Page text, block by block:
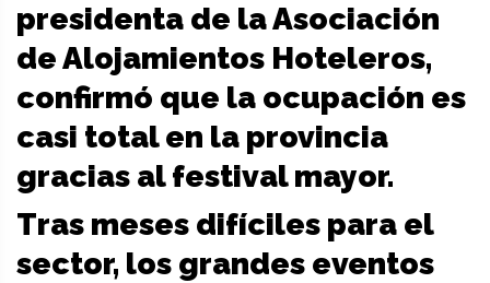
presidenta de la Asociación
de Alojamientos Hoteleros,
confirmó que la ocupación es
casi total en la provincia
gracias al festival mayor.
Tras meses difíciles para el
sector, los grandes eventos